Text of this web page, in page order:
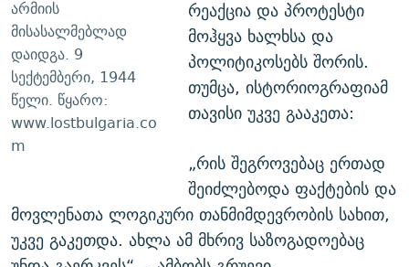
არმიის
მისასალმებლად
დაიდგა. 9
სექტემბერი, 1944
წელი. წყარო:
www.lostbulgaria.co
m
რეაქცია და პროტესტი
მოჰყვა ხალხსა და
პოლიტიკოსებს შორის.
თუმცა, ისტორიოგრაფიამ
თავისი უკვე გააკეთა:
„რის შეგროვებაც ერთად
შეიძლებოდა ფაქტების და
მოვლენათა ლოგიკური თანმიმდევრობის სახით,
უკვე გაკეთდა. ახლა ამ მხრივ საზოგადოებაც